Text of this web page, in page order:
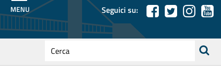
Seguici su:
testo
da
cercare
ricerca